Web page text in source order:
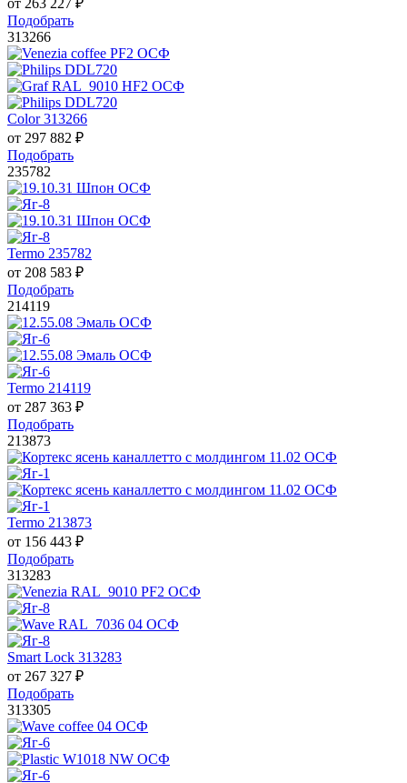
от 263 227 ₽
Подобрать
313266
Color 313266
от 297 882 ₽
Подобрать
235782
Termo 235782
от 208 583 ₽
Подобрать
214119
Termo 214119
от 287 363 ₽
Подобрать
213873
Termo 213873
от 156 443 ₽
Подобрать
313283
Smart Lock 313283
от 267 327 ₽
Подобрать
313305